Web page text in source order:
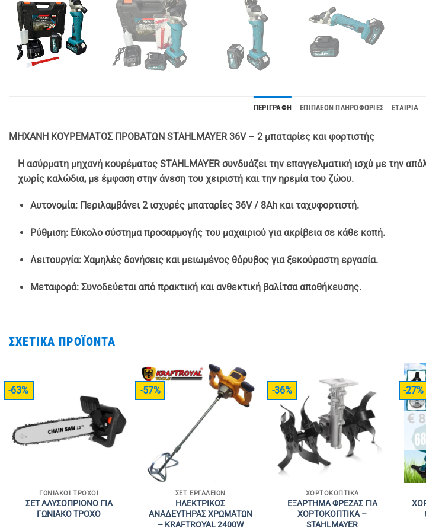
ΠΕΡΙΓΡΑΦΉ ΕΠΙΠΛΈΟΝ ΠΛΗΡΟΦΟΡΊΕΣ ΕΤΑΙΡΊΑ
ΜΗΧΑΝΗ ΚΟΥΡΕΜΑΤΟΣ ΠΡΟΒΑΤΩΝ STAHLMAYER 36V – 2 μπαταρίες και φορτιστής
Η ασύρματη μηχανή κουρέματος STAHLMAYER συνδυάζει την επαγγελματική ισχύ με την
χωρίς καλώδια, με έμφαση στην άνεση του χειριστή και την ηρεμία του ζώου.
Αυτονομία: Περιλαμβάνει 2 ισχυρές μπαταρίες 36V / 8Ah και ταχυφορτιστή.
Ρύθμιση: Εύκολο σύστημα προσαρμογής του μαχαιριού για ακρίβεια σε κάθε κοπή.
Λειτουργία: Χαμηλές δονήσεις και μειωμένος θόρυβος για ξεκούραστη εργασία.
Μεταφορά: Συνοδεύεται από πρακτική και ανθεκτική βαλίτσα αποθήκευσης.
ΣΧΕΤΙΚΆ ΠΡΟΪΌΝΤΑ
-63%
ΓΩΝΙΑΚΟΊ ΤΡΟΧΟΊ
ΣΕΤ ΑΛΥΣΟΠΡΙΟΝΟ ΓΙΑ
ΓΩΝΙΑΚΟ ΤΡΟΧΟ
-57%
ΣΕΤ ΕΡΓΑΛΕΊΩΝ
ΗΛΕΚΤΡΙΚΟΣ
ΑΝΑΔΕΥΤΗΡΑΣ ΧΡΩΜΑΤΩΝ
– KRAFTROYAL 2400W
-36%
ΧΟΡΤΟΚΟΠΤΙΚΆ
ΕΞΑΡΤΗΜΑ ΦΡΕΖΑΣ ΓΙΑ
ΧΟΡΤΟΚΟΠΤΙΚΑ –
STAHLMAYER
-27%